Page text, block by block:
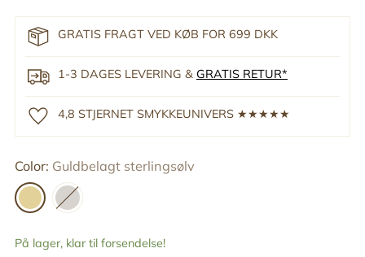
GRATIS FRAGT VED KØB FOR 699 DKK
1-3 DAGES LEVERING & GRATIS RETUR*
4,8 STJERNET SMYKKEUNIVERS ★★★★★
Color: Guldbelagt sterlingsølv
På lager, klar til forsendelse!